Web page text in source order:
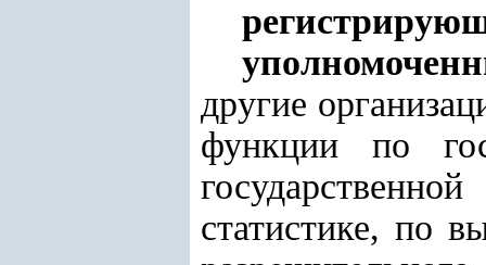
другие
функции по
статистике, по